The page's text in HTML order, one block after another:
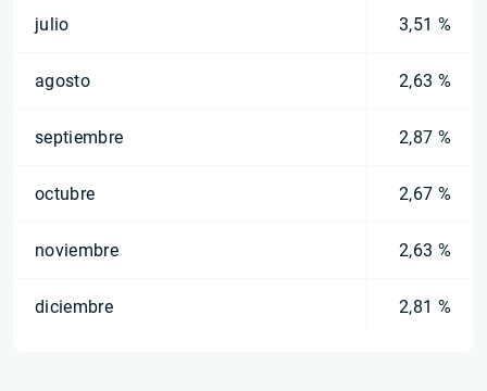
julio 3,51 %
agosto 2,63 %
septiembre 2,87 %
octubre 2,67 %
noviembre 2,63 %
diciembre 2,81 %